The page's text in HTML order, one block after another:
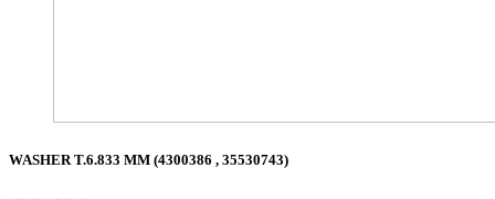
WASHER T.6.833 MM (4300386 , 35530743)